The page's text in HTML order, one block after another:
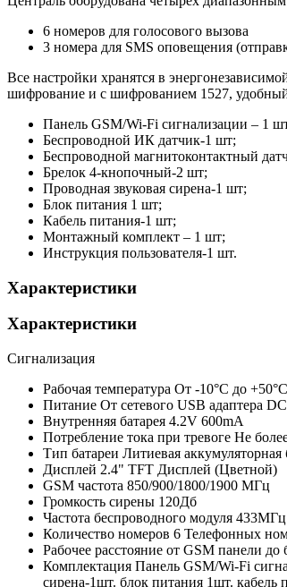
6 номеров для голосового вызова
3 номера для SMS оповещения
Все настройки хранятся в
шифрование и с шифрованием 1527, удобный
Панель GSM/Wi-Fi сигнализации – 1
Беспроводной ИК датчик-1 шт;
Беспроводной магнитоконтактный
Брелок 4-кнопочный-2 шт;
Проводная звуковая сирена-1 шт;
Блок питания 1 шт;
Кабель питания-1 шт;
Монтажный комплект – 1 шт;
Инструкция пользователя-1 шт.
Характеристики
Характеристики
Сигнализация
Рабочая температура От -10°С до +50°С
Питание От сетевого USB адаптера
Внутренняя батарея 4.2V 600mA
Потребление тока при тревоге Не
Тип батареи Литиевая аккумуляторная
Дисплей 2.4" TFT Дисплей (Цветной)
GSM частота 850/900/1800/1900 МГц
Громкость сирены 120Дб
Частота беспроводного модуля 433МГц
Количество номеров 6 Телефонных
Рабочее расстояние от GSM панели
Комплектация Панель GSM/Wi-Fi
сирена-1шт. блок питания 1шт.